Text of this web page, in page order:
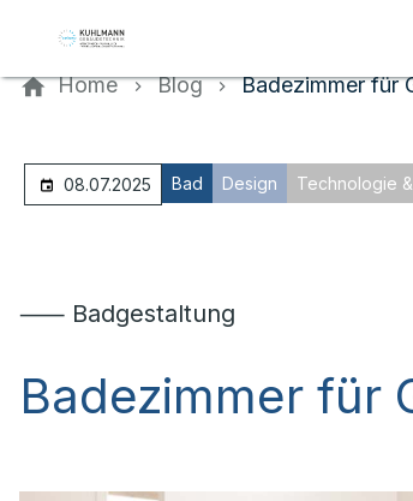
Home Blog Badezimmer für
08.07.2025 Bad Design Technologie
⸺ Badgestaltung
Badezimmer für